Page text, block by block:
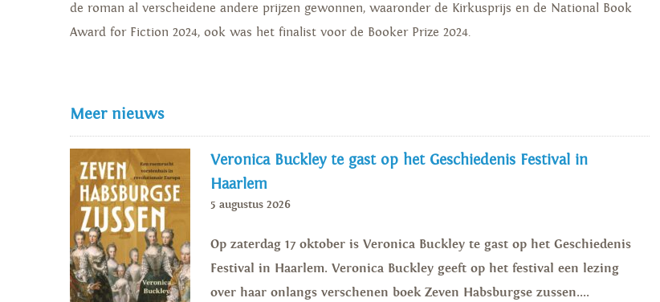
de roman al verscheidene andere prijzen gewonnen, waaronder de Kirkusprijs en de National Book
Award for Fiction 2024, ook was het finalist voor de Booker Prize 2024.
Meer nieuws
Veronica Buckley te gast op het Geschiedenis Festival in
Haarlem
5 augustus 2026
Op zaterdag 17 oktober is Veronica Buckley te gast op het Geschiedenis
Festival in Haarlem. Veronica Buckley geeft op het festival een lezing
over haar onlangs verschenen boek Zeven Habsburgse zussen....